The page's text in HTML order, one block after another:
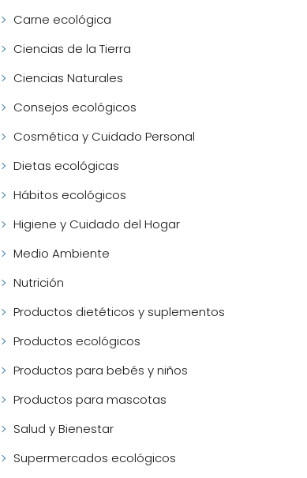
Carne ecológica
Ciencias de la Tierra
Ciencias Naturales
Consejos ecológicos
Cosmética y Cuidado Personal
Dietas ecológicas
Hábitos ecológicos
Higiene y Cuidado del Hogar
Medio Ambiente
Nutrición
Productos dietéticos y suplementos
Productos ecológicos
Productos para bebés y niños
Productos para mascotas
Salud y Bienestar
Supermercados ecológicos